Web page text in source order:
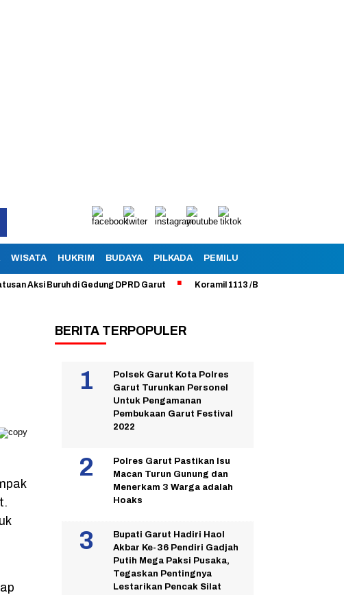
WISATA HUKRIM BUDAYA PILKADA PEMILU
Buruh di Gedung DPRD Garut Koramil 1113 /Bayongbong Uji Coba
BERITA TERPOPULER
Polsek Garut Kota Polres
Garut Turunkan Personel
Untuk Pengamanan
Pembukaan Garut Festival
2022
Polres Garut Pastikan Isu
Macan Turun Gunung dan
Menerkam 3 Warga adalah
Hoaks
Bupati Garut Hadiri Haol
Akbar Ke-36 Pendiri Gadjah
Putih Mega Paksi Pusaka,
Tegaskan Pentingnya
Lestarikan Pencak Silat